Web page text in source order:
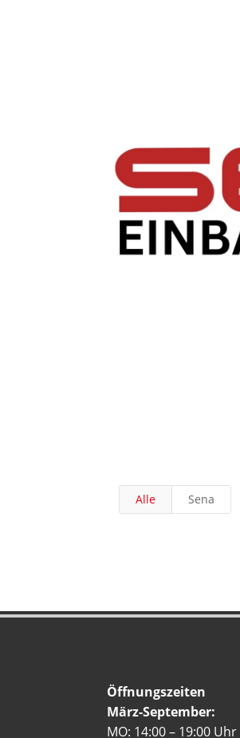
Alle Sena
Öffnungszeiten
März-September:
MO: 14:00 – 19:00 Uhr